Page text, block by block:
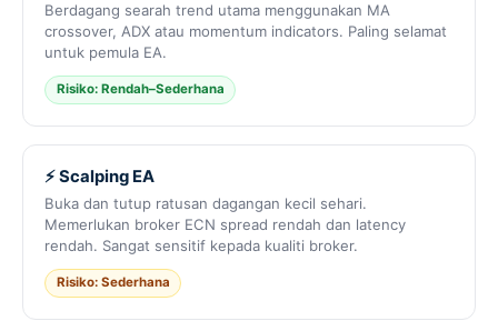
Berdagang searah trend utama menggunakan MA
crossover, ADX atau momentum indicators. Paling selamat
untuk pemula EA.
Risiko: Rendah–Sederhana
⚡ Scalping EA
Buka dan tutup ratusan dagangan kecil sehari.
Memerlukan broker ECN spread rendah dan latency
rendah. Sangat sensitif kepada kualiti broker.
Risiko: Sederhana